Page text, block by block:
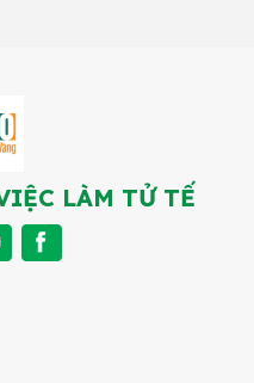
LÀM TỬ TẾ